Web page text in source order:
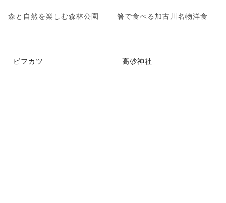
森と自然を楽しむ森林公園 箸で食べる加古川名物洋食
ビフカツ 高砂神社